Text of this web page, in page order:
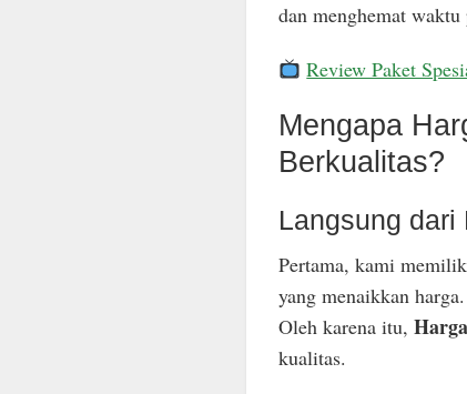
dan menghemat waktu
Review Paket
Mengapa
Berkualitas?
Langsung dari
Pertama, kami
yang menaikkan
Oleh karena itu,
kualitas.